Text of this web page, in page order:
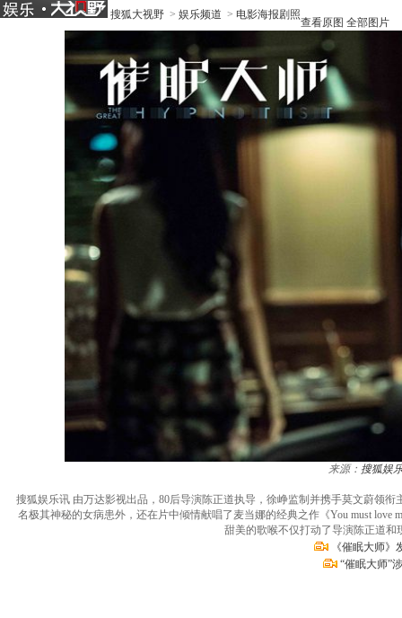
搜狐大视野 > 娱乐频道 > 电影海报剧照
查看原图 全部图片
来源： 搜狐娱
搜狐娱乐讯 由万达影视出品，80后导演陈正道执导，徐峥监制并携手莫文蔚领
名极其神秘的女病患外，还在片中倾情献唱了麦当娜的经典之作《You must
甜美的歌喉不仅打动了导演陈正道
《催眠大师
“催眠大师”